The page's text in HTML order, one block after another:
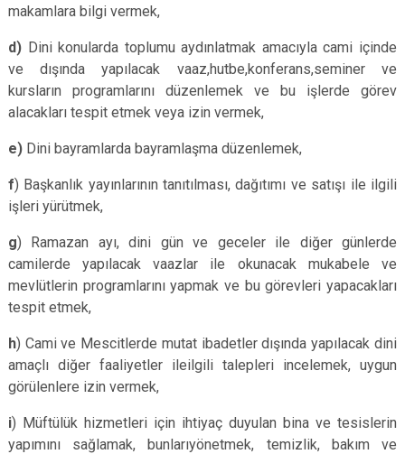
makamlara bilgi vermek,
d) Dini konularda toplumu aydınlatmak amacıyla cami içinde
ve dışında yapılacak vaaz,hutbe,konferans,seminer ve
kursların programlarını düzenlemek ve bu işlerde görev
alacakları tespit etmek veya izin vermek,
e) Dini bayramlarda bayramlaşma düzenlemek,
f) Başkanlık yayınlarının tanıtılması, dağıtımı ve satışı ile ilgili
işleri yürütmek,
g) Ramazan ayı, dini gün ve geceler ile diğer günlerde
camilerde yapılacak vaazlar ile okunacak mukabele ve
mevlütlerin programlarını yapmak ve bu görevleri yapacakları
tespit etmek,
h) Cami ve Mescitlerde mutat ibadetler dışında yapılacak dini
amaçlı diğer faaliyetler ileilgili talepleri incelemek, uygun
görülenlere izin vermek,
i) Müftülük hizmetleri için ihtiyaç duyulan bina ve tesislerin
yapımını sağlamak, bunlarıyönetmek, temizlik, bakım ve